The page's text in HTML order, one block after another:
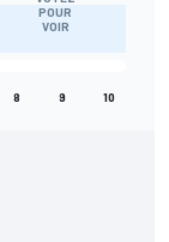
POUR
VOIR
8 9 10